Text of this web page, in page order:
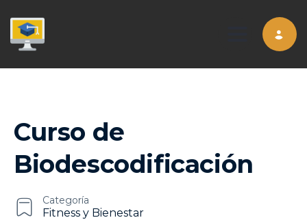
Toggle
Categoría
Fitness y Bienestar
Curso de
Biodescodificación